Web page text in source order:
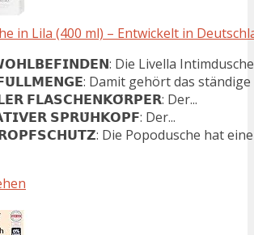
in Lila (400 ml) – Entwickelt in
Die Livella Intimdusche
Damit gehört das ständige
𝗙𝗟𝗔𝗦𝗖𝗛𝗘𝗡𝗞𝗢̈𝗥𝗣𝗘𝗥: Der...
𝗦𝗣𝗥𝗨̈𝗛𝗞𝗢𝗣𝗙: Der...
Die Popodusche hat